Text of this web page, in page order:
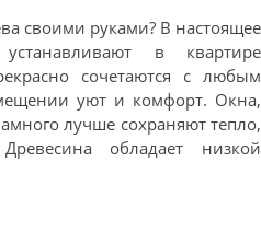
своими руками? В настоящее
в квартире
сочетаются с любым
уют и комфорт. Окна,
лучше сохраняют тепло,
обладает низкой